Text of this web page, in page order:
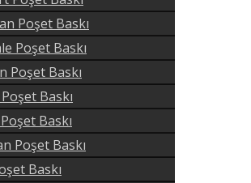
Poşet Baskı
Poşet Baskı
Poşet Baskı
Baskı
Baskı
Poşet Baskı
Baskı